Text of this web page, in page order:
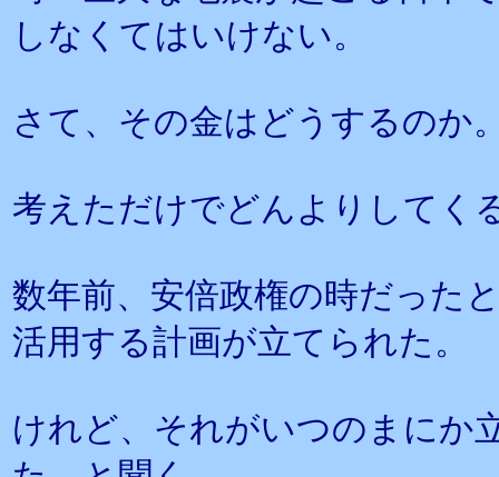
しなくてはいけない。
さて、その金はどうするのか
考えただけでどんよりしてく
数年前、安倍政権の時だった
活用する計画が立てられた。
けれど、それがいつのまにか